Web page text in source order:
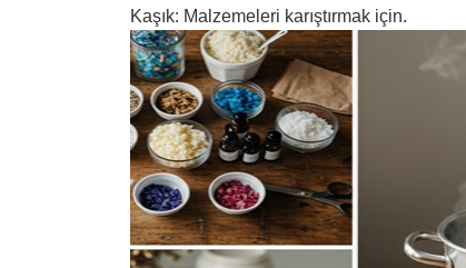
Kaşık: Malzemeleri karıştırmak için.